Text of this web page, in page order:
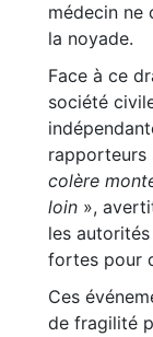
médecin ne
la noyade.
Face à ce
société
rapporteurs
colère
loin »,
les
fortes pour
Ces
de fragilité